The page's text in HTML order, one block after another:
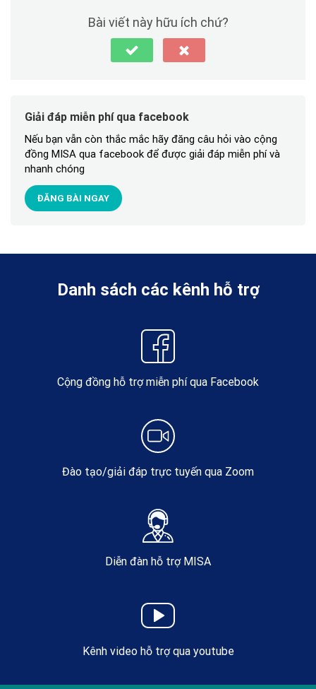
Bài viết này hữu ích chứ?
Giải đáp miễn phí qua facebook
Nếu bạn vẫn còn thắc mắc hãy đăng câu hỏi vào cộng
đồng MISA qua facebook để được giải đáp miễn phí và
nhanh chóng
ĐĂNG BÀI NGAY
Danh sách các kênh hỗ trợ
Cộng đồng hỗ trợ miễn phí qua Facebook
Đào tạo/giải đáp trực tuyến qua Zoom
Diễn đàn hỗ trợ MISA
Kênh video hỗ trợ qua youtube